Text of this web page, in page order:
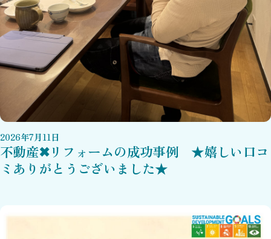
2026年7月11日
不動産✖リフォームの成功事例 ★嬉しい口コ
ミありがとうございました★